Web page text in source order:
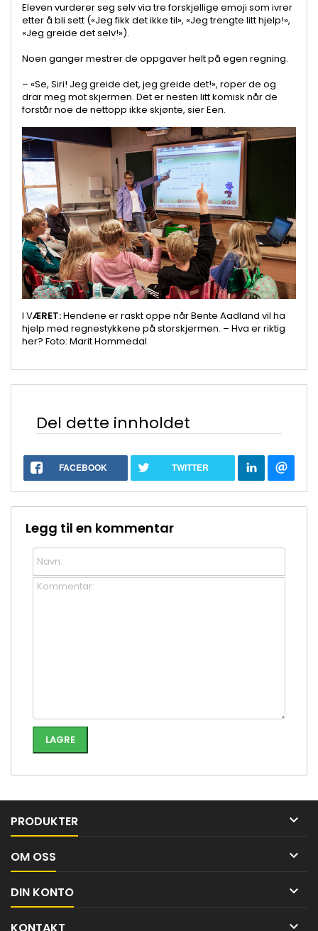
Eleven vurderer seg selv via tre forskjellige emoji som ivrer
etter å bli sett («Jeg fikk det ikke til», «Jeg trengte litt hjelp!»,
«Jeg greide det selv!»).
Noen ganger mestrer de oppgaver helt på egen regning.
– «Se, Siri! Jeg greide det, jeg greide det!», roper de og
drar meg mot skjermen. Det er nesten litt komisk når de
forstår noe de nettopp ikke skjønte, sier Een.
I VÆRET:Hendene er raskt oppe når Bente Aadland vil ha
hjelp med regnestykkene på storskjermen. – Hva er riktig
her? Foto: Marit Hommedal
Del dette innholdet
FACEBOOK TWITTER
Legg til en kommentar
PRODUKTER 
OM OSS 
DIN KONTO 
